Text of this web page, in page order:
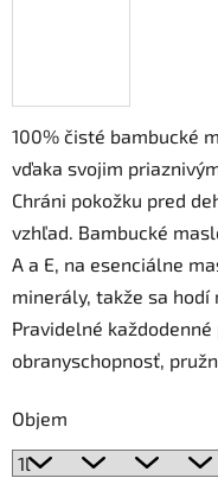
100% čisté bambucké
vďaka svojim
Chráni pokožku pred
vzhľad. Bambucké
A a E, na esenciálne
minerály, takže sa hodí
Pravidelné
obranyschopnosť,
Objem